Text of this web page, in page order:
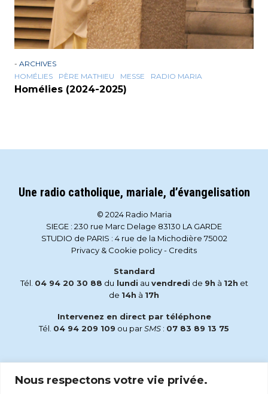
Nous respectons votre vie privée.
- ARCHIVES
HOMÉLIES
PÈRE MATHIEU MESSE RADIO MARIA
Homélies (2024-2025)
Une radio catholique, mariale, d’évangelisation
© 2024 Radio Maria
SIEGE : 230 rue Marc Delage 83130 LA GARDE
STUDIO de PARIS : 4 rue de la Michodière 75002
Privacy & Cookie policy- Credits
Standard
Tél. 04 94 20 30 88 du lundi au vendredi de 9h à 12h et
de 14h à 17h
Intervenez en direct par téléphone
Tél. 04 94 209 109 ou parSMS : 07 83 89 13 75
accueil@radiomaria.fr